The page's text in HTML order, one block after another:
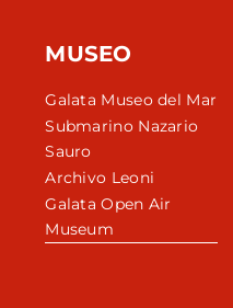
MUSEO
Galata Museo del Mar
Submarino Nazario
Sauro
Archivo Leoni
Galata Open Air
Museum